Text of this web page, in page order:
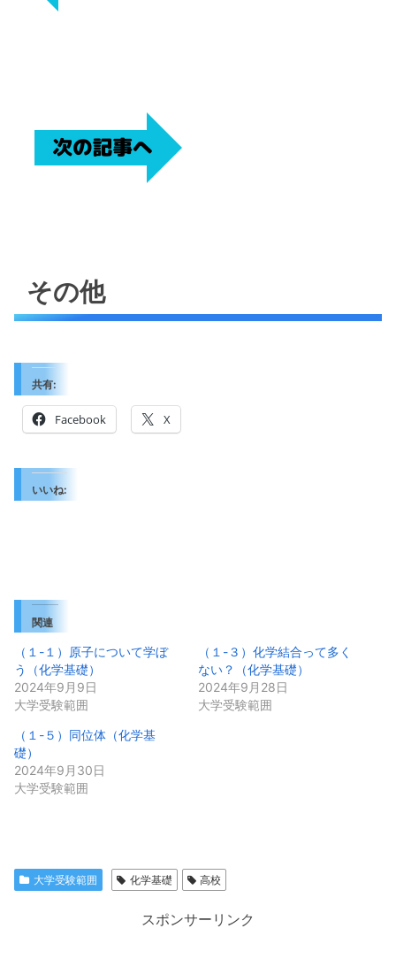
その他
共有:
Facebook X
いいね:
関連
（１-１）原子について学ぼ
う（化学基礎）
2024年9月9日
大学受験範囲
（１-３）化学結合って多く
ない？（化学基礎）
2024年9月28日
大学受験範囲
（１-５）同位体（化学基
礎）
2024年9月30日
大学受験範囲
大学受験範囲 化学基礎 高校
スポンサーリンク